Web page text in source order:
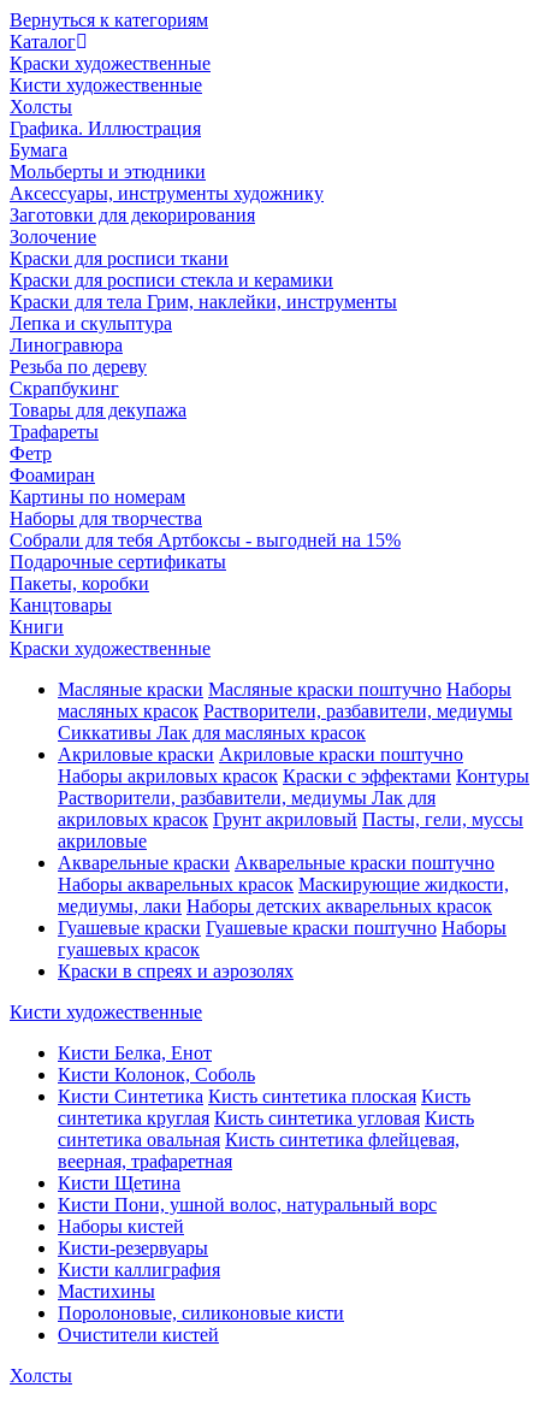
Вернуться к категориям
Каталог
Краски художественные
Кисти художественные
Холсты
Графика. Иллюстрация
Бумага
Мольберты и этюдники
Аксессуары, инструменты художнику
Заготовки для декорирования
Золочение
Краски для росписи ткани
Краски для росписи стекла и керамики
Краски для тела Грим, наклейки, инструменты
Лепка и скульптура
Линогравюра
Резьба по дереву
Скрапбукинг
Товары для декупажа
Трафареты
Фетр
Фоамиран
Картины по номерам
Наборы для творчества
Собрали для тебя Артбоксы - выгодней на 15%
Подарочные сертификаты
Пакеты, коробки
Канцтовары
Книги
Краски художественные
Масляные краски Масляные краски поштучно Наборы
масляных красок Растворители, разбавители, медиумы
Сиккативы Лак для масляных красок
Акриловые краски Акриловые краски поштучно
Наборы акриловых красок Краски с эффектами Контуры
Растворители, разбавители, медиумы Лак для
акриловых красок Грунт акриловый Пасты, гели, муссы
акриловые
Акварельные краски Акварельные краски поштучно
Наборы акварельных красок Маскирующие жидкости,
медиумы, лаки Наборы детских акварельных красок
Гуашевые краски Гуашевые краски поштучно Наборы
гуашевых красок
Краски в спреях и аэрозолях
Кисти художественные
Кисти Белка, Енот
Кисти Колонок, Соболь
Кисти Синтетика Кисть синтетика плоская Кисть
синтетика круглая Кисть синтетика угловая Кисть
синтетика овальная Кисть синтетика флейцевая,
веерная, трафаретная
Кисти Щетина
Кисти Пони, ушной волос, натуральный ворс
Наборы кистей
Кисти-резервуары
Кисти каллиграфия
Мастихины
Поролоновые, силиконовые кисти
Очистители кистей
Холсты